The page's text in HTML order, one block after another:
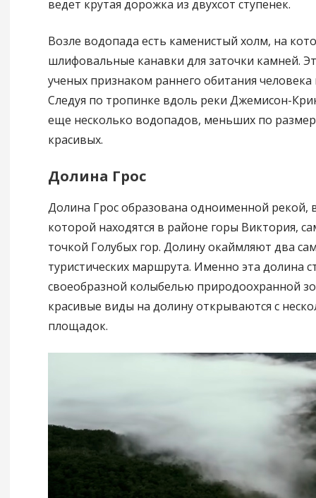
ведет крутая дорожка из двухсот ступенек.
Возле водопада есть каменистый холм, на
шлифовальные канавки для заточки камней.
ученых признаком раннего обитания человека
Следуя по тропинке вдоль реки Джемисон-
еще несколько водопадов, меньших по
красивых.
Долина Грос
Долина Грос образована одноименной рекой,
которой находятся в районе горы Виктория,
точкой Голубых гор. Долину окаймляют два
туристических маршрута. Именно эта долина
своеобразной колыбелью природоохранной
красивые виды на долину открываются с
площадок.